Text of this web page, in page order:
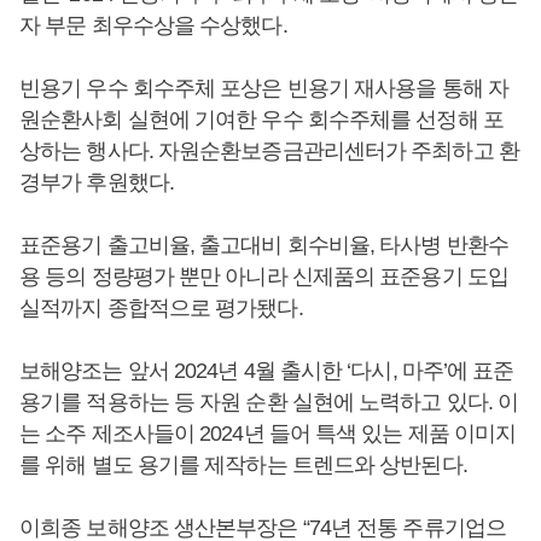
자 부문 최우수상을 수상했다.
빈용기 우수 회수주체 포상은 빈용기 재사용을 통해 자
원순환사회 실현에 기여한 우수 회수주체를 선정해 포
상하는 행사다. 자원순환보증금관리센터가 주최하고 환
경부가 후원했다.
표준용기 출고비율, 출고대비 회수비율, 타사병 반환수
용 등의 정량평가 뿐만 아니라 신제품의 표준용기 도입
실적까지 종합적으로 평가됐다.
보해양조는 앞서 2024년 4월 출시한 ‘다시, 마주’에 표준
용기를 적용하는 등 자원 순환 실현에 노력하고 있다. 이
는 소주 제조사들이 2024년 들어 특색 있는 제품 이미지
를 위해 별도 용기를 제작하는 트렌드와 상반된다.
이희종 보해양조 생산본부장은 “74년 전통 주류기업으